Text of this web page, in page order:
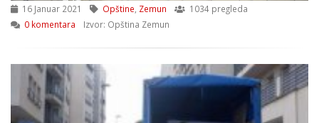
16 Januar 2021 Opštine Zemun
1034 pregleda
0 komentara
Izvor: Opština Zemun